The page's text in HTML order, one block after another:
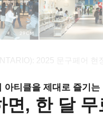
2025 문구페어 현
아티클을 제대로 즐기는
면, 한 달 무